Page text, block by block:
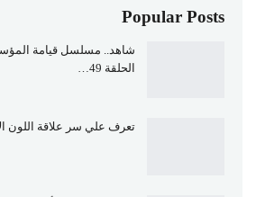
Popular Posts
شاهد.. مسلسل قيامة
الحلقة 49…
تعرف علي سر علاقة اللون